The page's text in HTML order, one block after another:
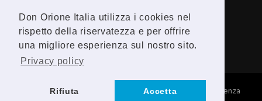
Don Orione Italia utilizza i cookies nel
rispetto della riservatezza e per offrire
una migliore esperienza sul nostro sito.
Privacy policy
Rifiuta Accetta
F
Y
o
t
© 2026 Provincia Religiosa Madre della Divina Provvidenza